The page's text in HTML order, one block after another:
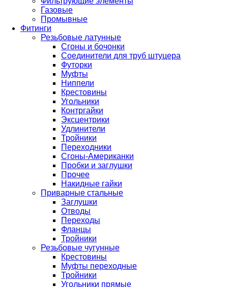
Газовые
Промывные
Фитинги
Резьбовые латунные
Сгоны и бочонки
Соединители для труб штуцера
Футорки
Муфты
Ниппели
Крестовины
Угольники
Контргайки
Эксцентрики
Удлинители
Тройники
Переходники
Сгоны-Американки
Пробки и заглушки
Прочее
Накидные гайки
Приварные стальные
Заглушки
Отводы
Переходы
Фланцы
Тройники
Резьбовые чугунные
Крестовины
Муфты переходные
Тройники
Угольники прямые